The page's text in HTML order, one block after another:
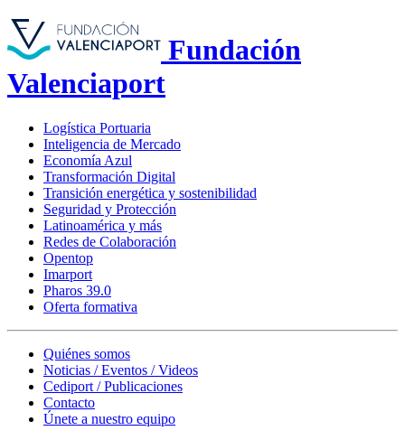
Fundación
Valenciaport
Logística Portuaria
Inteligencia de Mercado
Economía Azul
Transformación Digital
Transición energética y sostenibilidad
Seguridad y Protección
Latinoamérica y más
Redes de Colaboración
Opentop
Imarport
Pharos 39.0
Oferta formativa
Quiénes somos
Noticias / Eventos / Videos
Cediport / Publicaciones
Contacto
Únete a nuestro equipo